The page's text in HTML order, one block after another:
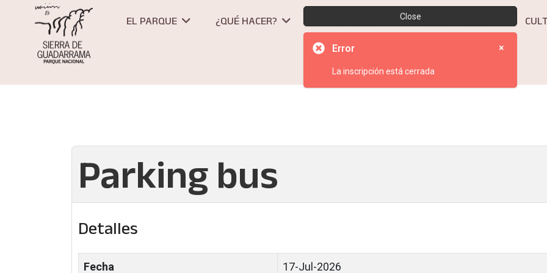
EL PARQUE ¿QUÉ HACER? CONSERVACIÓN
Parking bus
Detalles
Fecha 17-Jul-2026
Close
×
Error
La inscripción está cerrada